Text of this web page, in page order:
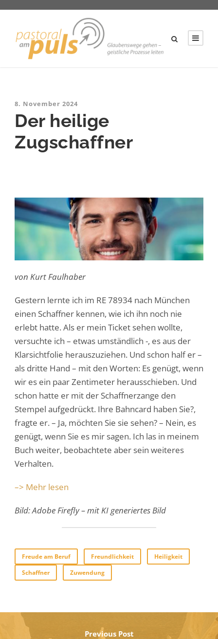
8. November 2024
Der heilige
Zugschaffner
von Kurt Faulhaber
Gestern lernte ich im RE 78934 nach München
einen Schaffner kennen, wie ich ihn noch nie
erlebt hatte. Als er mein Ticket sehen wollte,
versuchte ich – etwas umständlich -, es aus der
Klarsichtfolie herauszuziehen. Und schon half er –
als dritte Hand – mit den Worten: Es genügt, wenn
wir es ein paar Zentimeter herausschieben. Und
schon hatte er mit der Schaffnerzange den
Stempel aufgedrückt. Ihre Bahncard haben Sie?,
fragte er. – Ja, möchten Sie sie sehen? – Nein, es
genügt, wenn Sie es mir sagen. Ich las in meinem
Buch weiter, beobachtete aber sein weiteres
Verhalten.
–> Mehr lesen
Bild: Adobe Firefly – mit KI generiertes Bild
Freude am Beruf Freundlichkeit
Heiligkeit
Schaffner
Zuwendung
Previous Post